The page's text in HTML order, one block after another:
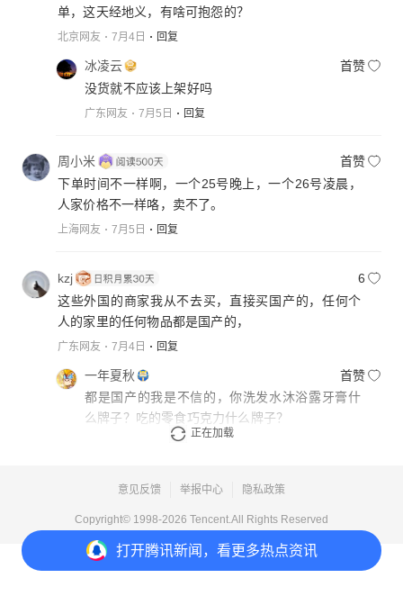
打开腾讯新闻，看更多热点资讯
单，这天经地义，有啥可抱怨的？
北京网友 7月4日 回复
冰凌云
首赞
没货就不应该上架好吗
广东网友 7月5日 回复
周小米
首赞
下单时间不一样啊，一个25号晚上，一个26号凌晨，
人家价格不一样咯，卖不了。
上海网友 7月5日 回复
kzj
6
这些外国的商家我从不去买，直接买国产的，任何个
人的家里的任何物品都是国产的，
广东网友 7月4日 回复
一年夏秋
首赞
都是国产的我是不信的，你洗发水沐浴露牙膏什
么牌子？吃的零食巧克力什么牌子？
回复
正在加载
意见反馈 举报中心 隐私政策
Copyright© 1998-2026 Tencent.All Rights Reserved